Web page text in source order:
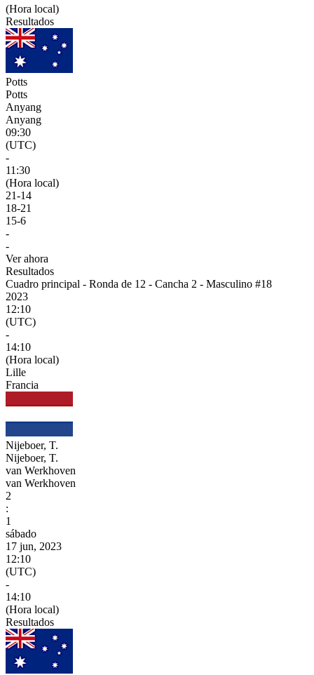
(Hora local)
Resultados
Potts
Potts
Anyang
Anyang
09:30
(UTC)
-
11:30
(Hora local)
21-14
18-21
15-6
-
-
Ver ahora
Resultados
Cuadro principal - Ronda de 12 - Cancha 2 - Masculino #18
2023
12:10
(UTC)
-
14:10
(Hora local)
Lille
Francia
Nijeboer, T.
Nijeboer, T.
van Werkhoven
van Werkhoven
2
:
1
sábado
17 jun, 2023
12:10
(UTC)
-
14:10
(Hora local)
Resultados